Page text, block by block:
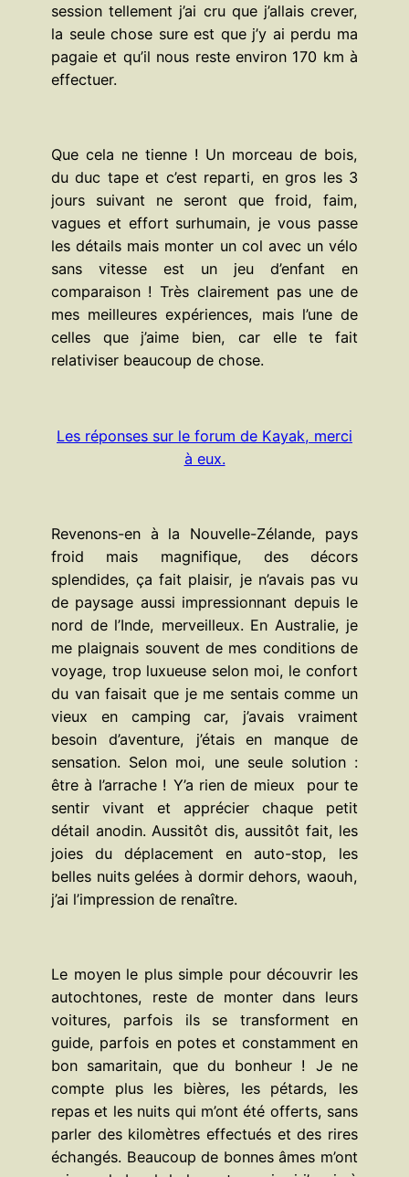
session tellement j’ai cru que j’allais crever,
la seule chose sure est que j’y ai perdu ma
pagaie et qu’il nous reste environ 170 km à
effectuer.
Que cela ne tienne ! Un morceau de bois,
du duc tape et c’est reparti, en gros les 3
jours suivant ne seront que froid, faim,
vagues et effort surhumain, je vous passe
les détails mais monter un col avec un vélo
sans vitesse est un jeu d’enfant en
comparaison ! Très clairement pas une de
mes meilleures expériences, mais l’une de
celles que j’aime bien, car elle te fait
relativiser beaucoup de chose.
Les réponses sur le forum de Kayak, merci
à eux.
Revenons-en à la Nouvelle-Zélande, pays
froid mais magnifique, des décors
splendides, ça fait plaisir, je n’avais pas vu
de paysage aussi impressionnant depuis le
nord de l’Inde, merveilleux. En Australie, je
me plaignais souvent de mes conditions de
voyage, trop luxueuse selon moi, le confort
du van faisait que je me sentais comme un
vieux en camping car, j’avais vraiment
besoin d’aventure, j’étais en manque de
sensation. Selon moi, une seule solution :
être à l’arrache ! Y’a rien de mieux pour te
sentir vivant et apprécier chaque petit
détail anodin. Aussitôt dis, aussitôt fait, les
joies du déplacement en auto-stop, les
belles nuits gelées à dormir dehors, waouh,
j’ai l’impression de renaître.
Le moyen le plus simple pour découvrir les
autochtones, reste de monter dans leurs
voitures, parfois ils se transforment en
guide, parfois en potes et constamment en
bon samaritain, que du bonheur ! Je ne
compte plus les bières, les pétards, les
repas et les nuits qui m’ont été offerts, sans
parler des kilomètres effectués et des rires
échangés. Beaucoup de bonnes âmes m’ont